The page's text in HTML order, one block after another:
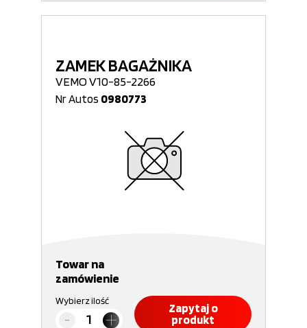
ZAMEK BAGAŻNIKA
VEMO V10-85-2266
Nr Autos 0980773
Towar na
zamówienie
Wybierz ilość
Zapytaj o
produkt